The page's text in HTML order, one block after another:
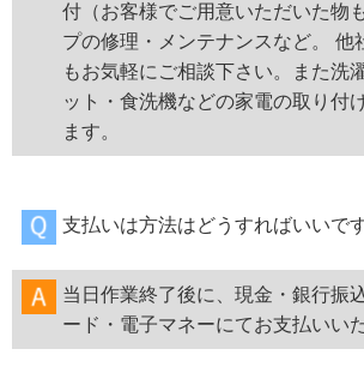
付（お客様でご用意いただいた物
プの修理・メンテナンスなど。 他
もお気軽にご相談下さい。また洗
ット・食洗機などの家電の取り付
ます。
支払いは方法はどうすればいいで
当日作業終了後に、現金・銀行振
ード・電子マネーにてお支払いい